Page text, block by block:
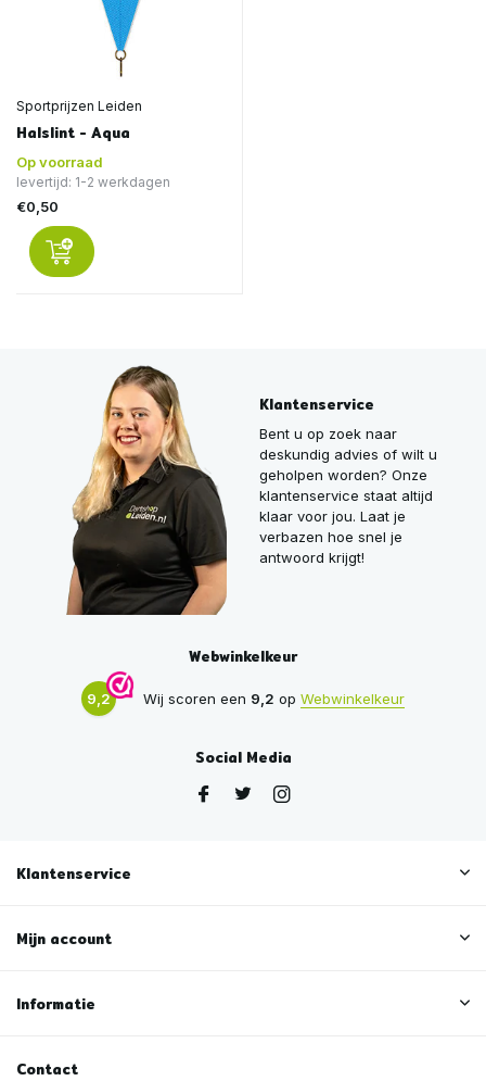
Sportprijzen Leiden
Halslint - Aqua
Op voorraad
levertijd: 1-2 werkdagen
€0,50
Klantenservice
Bent u op zoek naar
deskundig advies of wilt u
geholpen worden? Onze
klantenservice staat altijd
klaar voor jou. Laat je
verbazen hoe snel je
antwoord krijgt!
Webwinkelkeur
9,2 Wij scoren een 9,2 op Webwinkelkeur
Social Media
Klantenservice
Mijn account
Informatie
Contact